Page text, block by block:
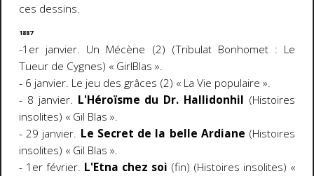
ces dessins.
1887
-1er janvier. Un Mécène (2) (Tribulat Bonhomet : Le
Tueur de Cygnes) « GirlBlas ».
- 6 janvier. Le jeu des grâces (2) « La Vie populaire ».
- 8 janvier. L'Héroïsme du Dr. Hallidonhil (Histoires
insolites) « Gil Blas ».
- 29 janvier. Le Secret de la belle Ardiane (Histoires
insolites) « Gil Blas ».
- 1er février. L'Etna chez soi (fin) (Histoires insolites) «